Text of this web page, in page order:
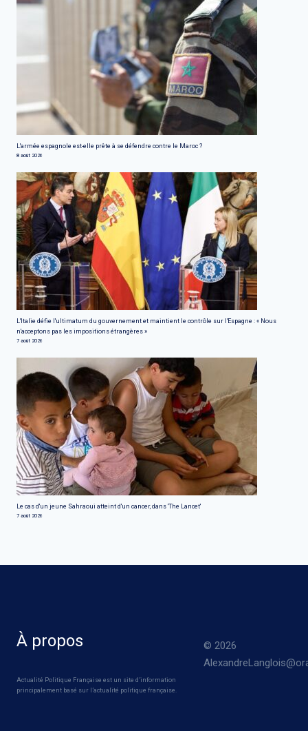
L'armée espagnole est-elle prête à se défendre contre le Maroc ?
8 août 2026
L'Italie défie l'ultimatum du gouvernement et maintient le contrôle sur l'Espagne : « Nous
n'acceptons pas les impositions étrangères »
7 août 2026
Le cas d'un jeune Sahraoui atteint d'un cancer, dans 'The Lancet'
7 août 2026
À propos
Actualité Politique Française est un site d’information
principalement basé sur l’actualité politique française.
© 2026